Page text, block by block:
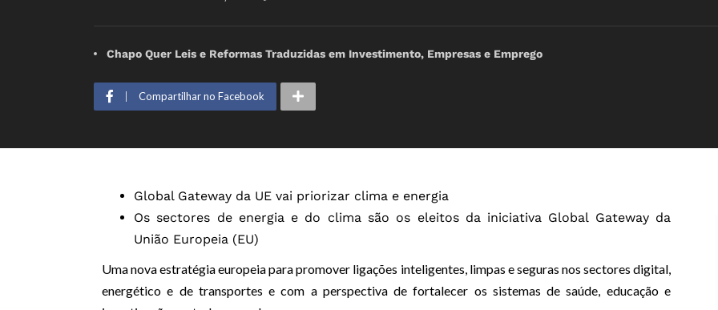
Chapo Quer Leis e Reformas Traduzidas em Investimento, Empresas e Emprego
Compartilhar no Facebook
Global Gateway da UE vai priorizar clima e energia
Os sectores de energia e do clima são os eleitos da iniciativa Global Gateway da
União Europeia (EU)
Uma nova estratégia europeia para promover ligações inteligentes, limpas e seguras nos sectores digital,
energético e de transportes e com a perspectiva de fortalecer os sistemas de saúde, educação e